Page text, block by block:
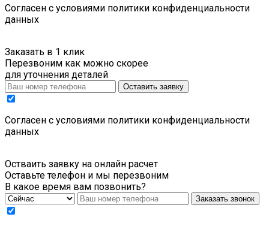
Cогласен с условиями политики конфиденциальности
данных
Заказать в 1 клик
Перезвоним как можно скорее
для уточнения деталей
Оставить заявку
Cогласен с условиями политики конфиденциальности
данных
Остваить заявку на онлайн расчет
Оставьте телефон и мы перезвоним
В какое время вам позвонить?
Заказать звонок